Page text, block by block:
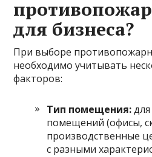
для бизнеса?
При выборе
необходимо учитывать
факторов:
Тип помещения:
помещений (офисы,
производственные
с разными